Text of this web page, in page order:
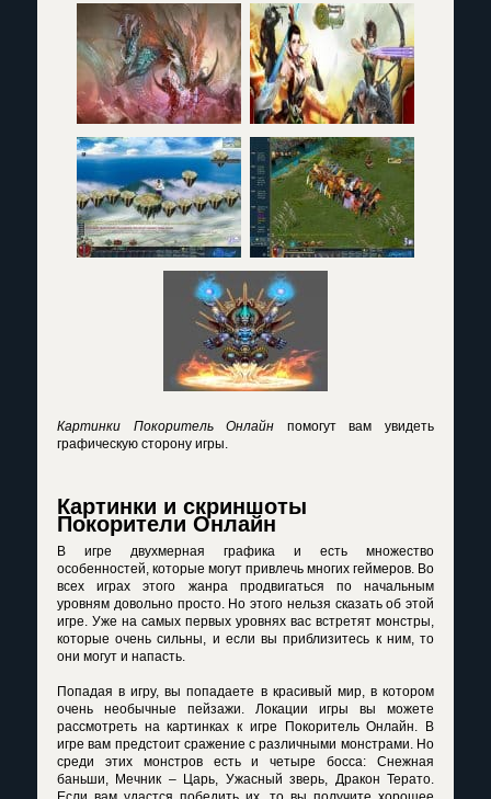
Картинки Покоритель Онлайн помогут вам увидеть
графическую сторону игры.
Картинки и скриншоты
Покорители Онлайн
В игре двухмерная графика и есть множество
особенностей, которые могут привлечь многих геймеров. Во
всех играх этого жанра продвигаться по начальным
уровням довольно просто. Но этого нельзя сказать об этой
игре. Уже на самых первых уровнях вас встретят монстры,
которые очень сильны, и если вы приблизитесь к ним, то
они могут и напасть.
Попадая в игру, вы попадаете в красивый мир, в котором
очень необычные пейзажи. Локации игры вы можете
рассмотреть накартинках к игре Покоритель Онлайн. В
игре вам предстоит сражение с различными монстрами. Но
среди этих монстров есть и четыре босса: Снежная
баньши, Мечник – Царь, Ужасный зверь, Дракон Терато.